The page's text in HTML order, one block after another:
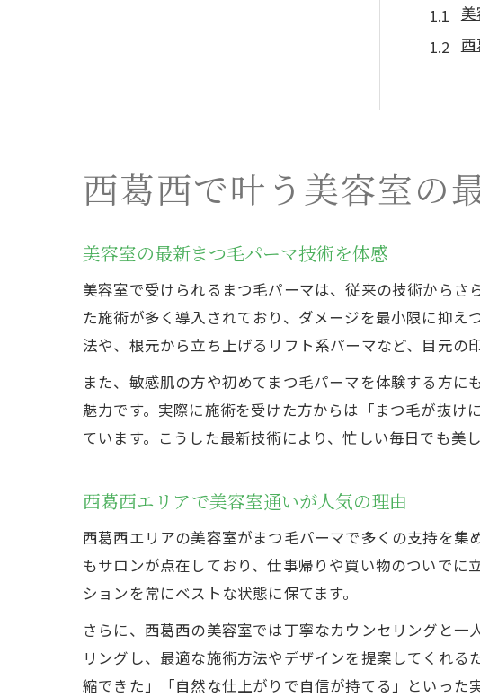
まつ
美容
自然
美
西葛西で叶う美容室の
美容室の最新まつ毛パーマ技術を体感
美容室で受けられるまつ毛パーマは、従来の技術から
た施術が多く導入されており、ダメージを最小限に抑
法や、根元から立ち上げるリフト系パーマなど、目元の
また、敏感肌の方や初めてまつ毛パーマを体験する方
魅力です。実際に施術を受けた方からは「まつ毛が抜
ています。こうした最新技術により、忙しい毎日でも美
西葛西エリアで美容室通いが人気の理由
西葛西エリアの美容室がまつ毛パーマで多くの支持を
もサロンが点在しており、仕事帰りや買い物のついでに
ションを常にベストな状態に保てます。
さらに、西葛西の美容室では丁寧なカウンセリングと
リングし、最適な施術方法やデザインを提案してくれ
縮できた」「自然な仕上がりで自信が持てる」といった